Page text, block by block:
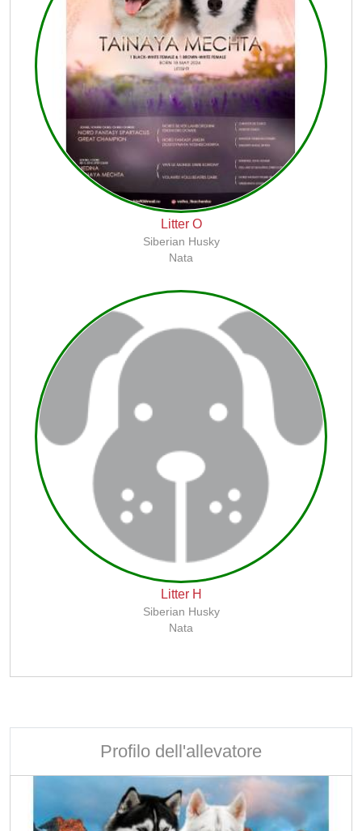
Litter O
Siberian Husky
Nata
Litter H
Siberian Husky
Nata
Profilo dell'allevatore